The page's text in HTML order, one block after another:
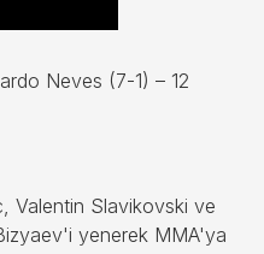
Neves (7-1) – 12
Valentin Slavikovski ve
yenerek MMA'ya